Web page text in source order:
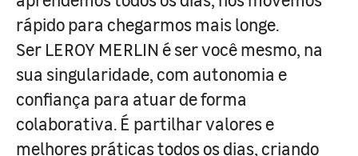
rápido para chegarmos mais longe.
Ser LEROY MERLIN é ser você mesmo, na
sua singularidade, com autonomia e
confiança para atuar de forma
colaborativa. É partilhar valores e
melhores práticas todos os dias, criando